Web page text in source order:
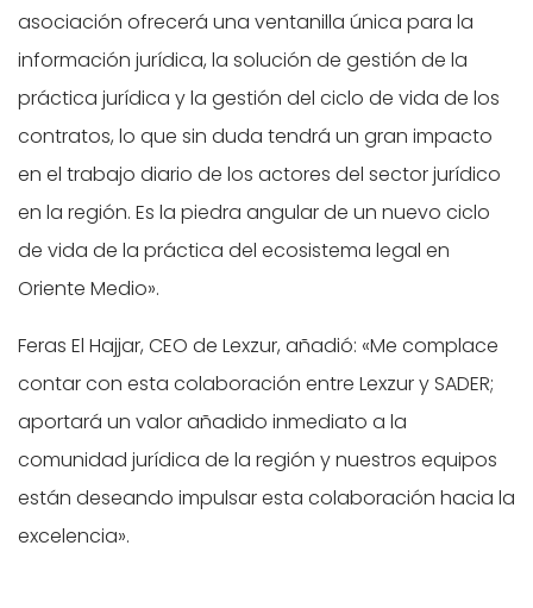
asociación ofrecerá una ventanilla única para la
información jurídica, la solución de gestión de la
práctica jurídica y la gestión del ciclo de vida de los
contratos, lo que sin duda tendrá un gran impacto
en el trabajo diario de los actores del sector jurídico
en la región. Es la piedra angular de un nuevo ciclo
de vida de la práctica del ecosistema legal en
Oriente Medio».
Feras El Hajjar, CEO de Lexzur, añadió: «Me complace
contar con esta colaboración entre Lexzur y SADER;
aportará un valor añadido inmediato a la
comunidad jurídica de la región y nuestros equipos
están deseando impulsar esta colaboración hacia la
excelencia».